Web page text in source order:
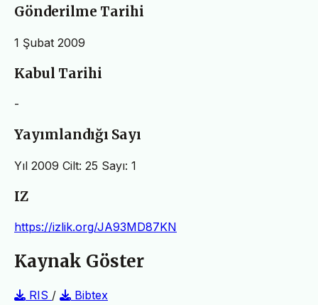
Gönderilme Tarihi
1 Şubat 2009
Kabul Tarihi
-
Yayımlandığı Sayı
Yıl 2009 Cilt: 25 Sayı: 1
IZ
https://izlik.org/JA93MD87KN
Kaynak Göster
RIS /
Bibtex